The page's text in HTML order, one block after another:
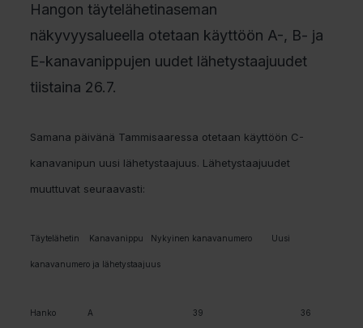
Hangon täytelähetinaseman
näkyvyysalueella otetaan käyttöön A-, B- ja
E-kanavanippujen uudet lähetystaajuudet
tiistaina 26.7.
Samana päivänä Tammisaaressa otetaan käyttöön C-
kanavanipun uusi lähetystaajuus. Lähetystaajuudet
muuttuvat seuraavasti:
Täytelähetin Kanavanippu Nykyinen kanavanumero Uusi
kanavanumero ja lähetystaajuus
Hanko A 39 36